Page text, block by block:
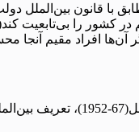
قانون بین‌الملل
کشور را بی‌تابعیت
آن‌ها افراد مقیم
مارک لوین: اسرائیلی‌ها این